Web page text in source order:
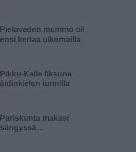
Pielaveden mummo oli
ensi kertaa ulkomailla
Pikku-Kalle fiksuna
äidinkielen tunnilla
Pariskunta makasi
sängyssä…